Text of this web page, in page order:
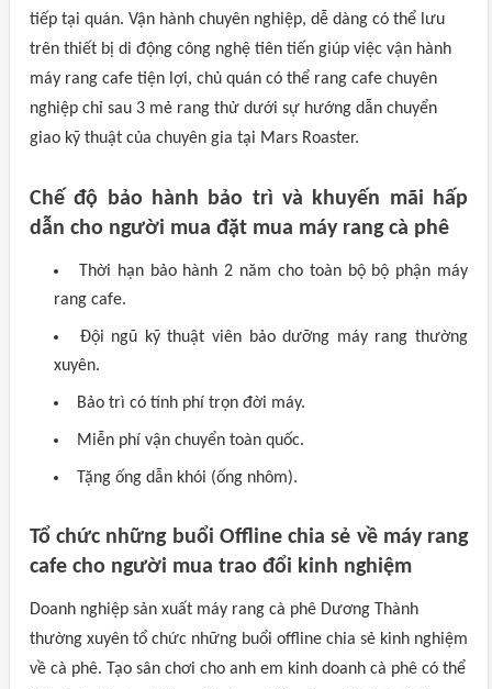
tiếp tại quán. Vận hành chuyên nghiệp, dễ dàng có thể lưu
trên thiết bị di động công nghệ tiên tiến giúp việc vận hành
máy rang cafe tiện lợi, chủ quán có thể rang cafe chuyên
nghiệp chỉ sau 3 mẻ rang thử dưới sự hướng dẫn chuyển
giao kỹ thuật của chuyên gia tại Mars Roaster.
Chế độ bảo hành bảo trì và khuyến mãi hấp
dẫn cho người mua đặt mua máy rang cà phê
Thời hạn bảo hành 2 năm cho toàn bộ bộ phận máy
rang cafe.
Đội ngũ kỹ thuật viên bảo dưỡng máy rang thường
xuyên.
Bảo trì có tính phí trọn đời máy.
Miễn phí vận chuyển toàn quốc.
Tặng ống dẫn khói (ống nhôm).
Tổ chức những buổi Offline chia sẻ về máy rang
cafe cho người mua trao đổi kinh nghiệm
Doanh nghiệp sản xuất máy rang cà phê Dương Thành
thường xuyên tổ chức những buổi offline chia sẻ kinh nghiệm
về cà phê. Tạo sân chơi cho anh em kinh doanh cà phê có thể